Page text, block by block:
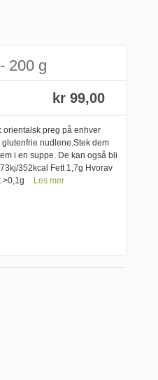
200 g
kr 99,00
preg på enhver
nudlene.Stek dem
i en suppe. De kan også bli
352kcal Fett 1,7g Hvorav
>0,1g
Les mer